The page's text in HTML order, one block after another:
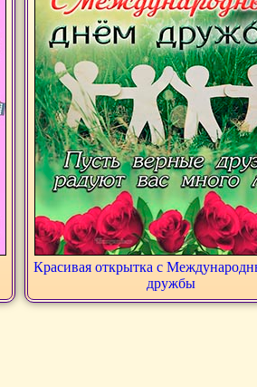
Красивая открытка с
дружбы